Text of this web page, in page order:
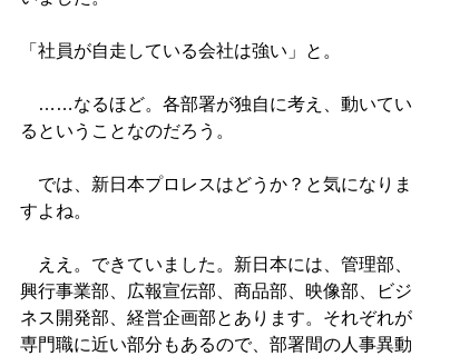
「社員が自走している会社は強い」と。
……なるほど。各部署が独自に考え、動いてい
るということなのだろう。
では、新日本プロレスはどうか？と気になりま
すよね。
ええ。できていました。新日本には、管理部、
興行事業部、広報宣伝部、商品部、映像部、ビジ
ネス開発部、経営企画部とあります。それぞれが
専門職に近い部分もあるので、部署間の人事異動